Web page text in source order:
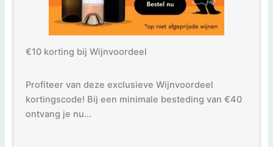
€10 korting bij Wijnvoordeel
Profiteer van deze exclusieve Wijnvoordeel
kortingscode! Bij een minimale besteding van €40
ontvang je nu…